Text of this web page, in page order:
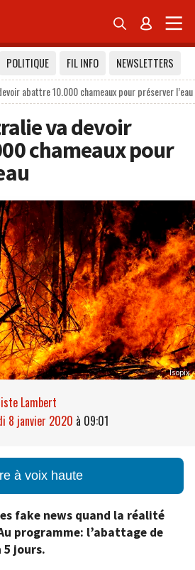
 
POLITIQUE FIL INFO
NEWSLETTERS
abattre 10.000 chameaux pour préserver l’eau
va devoir
chameaux pour
Isopix
Lambert
8 janvier 2020 à 09:01
à voix haute
fake news quand la réalité
programme: l’abattage de
5 jours.